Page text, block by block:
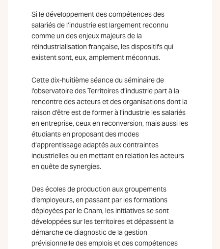
Si le développement des compétences des
salariés de l’industrie est largement reconnu
comme un des enjeux majeurs de la
réindustrialisation française, les dispositifs qui
existent sont, eux, amplement méconnus.
Cette dix-huitième séance du séminaire de
l’observatoire des Territoires d’industrie part à la
rencontre des acteurs et des organisations dont la
raison d’être est de former à l’industrie les salariés
en entreprise, ceux en reconversion, mais aussi les
étudiants en proposant des modes
d’apprentissage adaptés aux contraintes
industrielles ou en mettant en relation les acteurs
en quête de synergies.
Des écoles de production aux groupements
d’employeurs, en passant par les formations
déployées par le Cnam, les initiatives se sont
développées sur les territoires et dépassent la
démarche de diagnostic de la gestion
prévisionnelle des emplois et des compétences